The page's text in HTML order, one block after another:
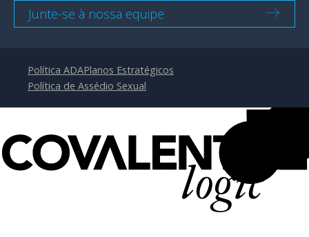
Junte-se à nossa equipe
Política ADAPlanos Estratégicos
Política de Assédio Sexual